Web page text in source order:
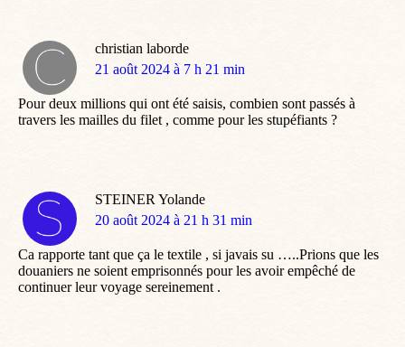
christian laborde
dit
21 août 2024 à 7 h 21 min
Pour deux millions qui ont été saisis, combien sont passés à
travers les mailles du filet , comme pour les stupéfiants ?
STEINER Yolande
dit
20 août 2024 à 21 h 31 min
Ca rapporte tant que ça le textile , si javais su …..Prions que les
douaniers ne soient emprisonnés pour les avoir empêché de
continuer leur voyage sereinement .